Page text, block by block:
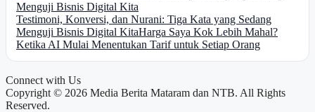
Testimoni, Konversi, dan Nurani: Tiga Kata yang Sedang
Menguji Bisnis Digital KitaHarga Saya Kok Lebih Mahal?
Ketika AI Mulai Menentukan Tarif untuk Setiap Orang
Connect with Us
Copyright © 2026 Media Berita Mataram dan NTB. All Rights
Reserved.